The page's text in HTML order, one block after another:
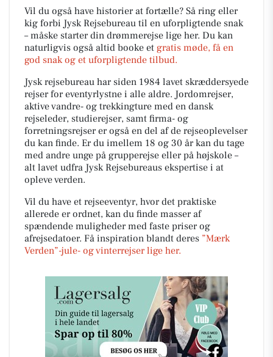
Vil du også have historier at fortælle? Så ring eller
kig forbi Jysk Rejsebureau til en uforpligtende snak
– måske starter din drømmerejse lige her. Du kan
naturligvis også altid booke et gratis møde, få en
god snak og et uforpligtende tilbud.
Jysk rejsebureau har siden 1984 lavet skræddersyede
rejser for eventyrlystne i alle aldre. Jordomrejser,
aktive vandre- og trekkingture med en dansk
rejseleder, studierejser, samt firma- og
forretningsrejser er også en del af de rejseoplevelser
du kan finde. Er du imellem 18 og 30 år kan du tage
med andre unge på grupperejse eller på højskole –
alt lavet udfra Jysk Rejsebureaus ekspertise i at
opleve verden.
Vil du have et rejseeventyr, hvor det praktiske
allerede er ordnet, kan du finde masser af
spændende muligheder med faste priser og
afrejsedatoer. Få inspiration blandt deres ”Mærk
Verden”-jule- og vinterrejser lige her.